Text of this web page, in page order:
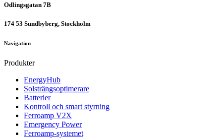
Odlingsgatan 7B
174 53 Sundbyberg, Stockholm
Navigation
Produkter
EnergyHub
Solsträngsoptimerare
Batterier
Kontroll och smart styrning
Ferroamp V2X
Emergency Power
Ferroamp-systemet